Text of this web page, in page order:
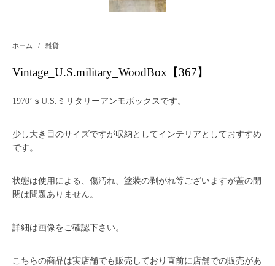
ホーム / 雑貨
Vintage_U.S.military_WoodBox【367】
1970’ｓU.S.ミリタリーアンモボックスです。
少し大き目のサイズですが収納としてインテリアとしておすすめ
です。
状態は使用による、傷汚れ、塗装の剥がれ等ございますが蓋の開
閉は問題ありません。
詳細は画像をご確認下さい。
こちらの商品は実店舗でも販売しており直前に店舗での販売があ